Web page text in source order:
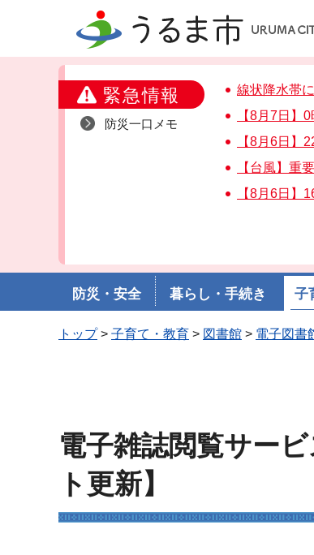
うるま市
緊急情報
防災一口メモ
線状降水帯
【8月7日】
【8月6日】
【台風】重
【8月6日】
防災・安全 暮らし・手続き 子
トップ> 子育て・教育 > 図書館 > 電子図書
電子雑誌閲覧サー
ト更新】